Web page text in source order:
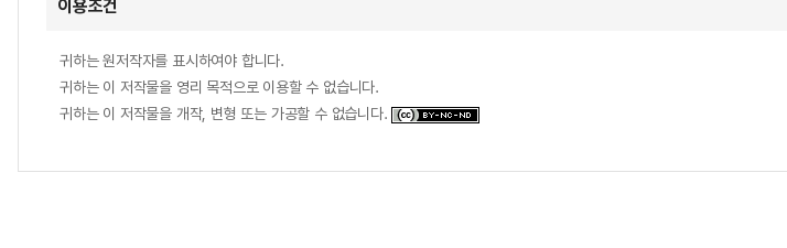
이용조건
귀하는 원저작자를 표시하여야 합니다.
귀하는 이 저작물을 영리 목적으로 이용할 수 없습니다.
귀하는 이 저작물을 개작, 변형 또는 가공할 수 없습니다.